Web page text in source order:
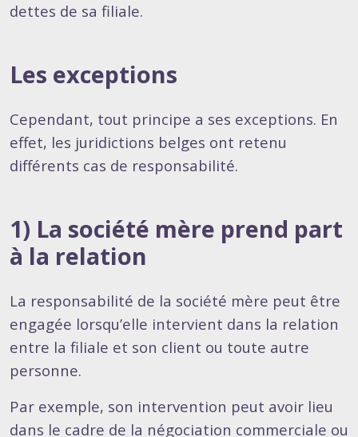
dettes de sa filiale.
Les exceptions
Cependant, tout principe a ses exceptions. En
effet, les juridictions belges ont retenu
différents cas de responsabilité.
1) La société mère prend part
à la relation
La responsabilité de la société mère peut être
engagée lorsqu’elle intervient dans la relation
entre la filiale et son client ou toute autre
personne.
Par exemple, son intervention peut avoir lieu
dans le cadre de la négociation commerciale ou